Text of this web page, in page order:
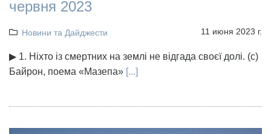
червня 2023
Новини та Дайджести 11 июня 2023 г.
▶ 1. Ніхто із смертних на землі не відгада своєї долі. (с)
Байрон, поема «Мазепа» [...]